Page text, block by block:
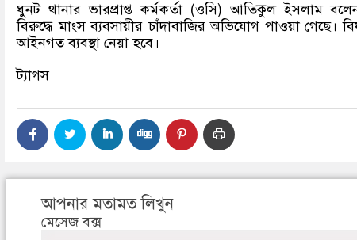
ধুনট থানার ভারপ্রাপ্ত কর্মকর্তা (ওসি) আতিকুল ইসলাম
বিরুদ্ধে মাংস ব্যবসায়ীর চাঁদাবাজির অভিযোগ পাওয়া গেছে।
আইনগত ব্যবস্থা নেয়া হবে।
ট্যাগস
আপনার মতামত লিখুন
মেসেজ বক্স